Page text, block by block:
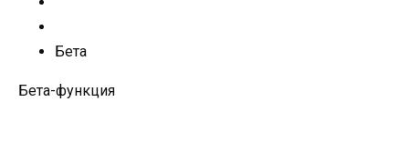
Бета
Бета-функция